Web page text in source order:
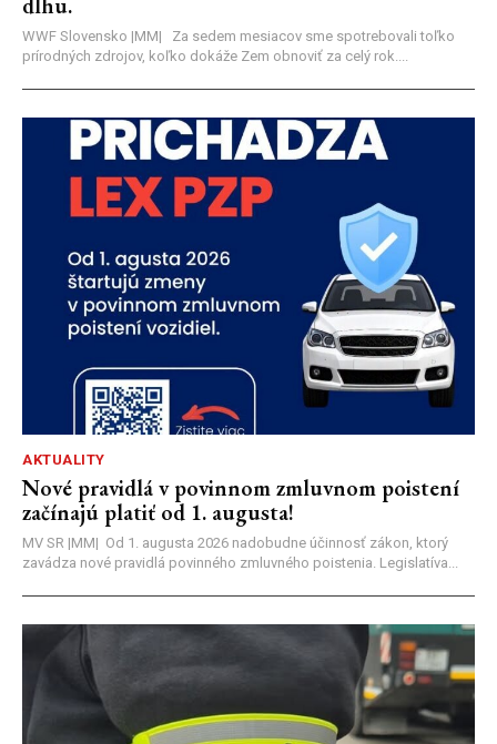
dlhu.
WWF Slovensko |MM| Za sedem mesiacov sme spotrebovali toľko
prírodných zdrojov, koľko dokáže Zem obnoviť za celý rok....
AKTUALITY
Nové pravidlá v povinnom zmluvnom poistení
začínajú platiť od 1. augusta!
MV SR |MM| Od 1. augusta 2026 nadobudne účinnosť zákon, ktorý
zavádza nové pravidlá povinného zmluvného poistenia. Legislatíva...